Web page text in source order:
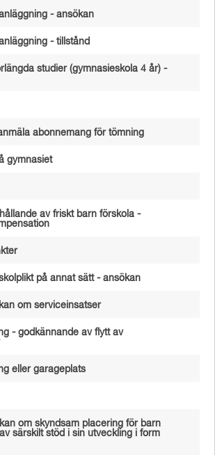
- ansökan
- tillstånd
studier (gymnasieskola 4 år) -
abonnemang för tömning
gymnasiet
av friskt barn förskola -
på annat sätt - ansökan
om serviceinsatser
- godkännande av flytt av
eller garageplats
om skyndsam placering för barn
särskilt stöd i sin utveckling i form